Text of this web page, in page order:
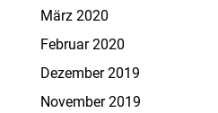
März 2020
Februar 2020
Dezember 2019
November 2019